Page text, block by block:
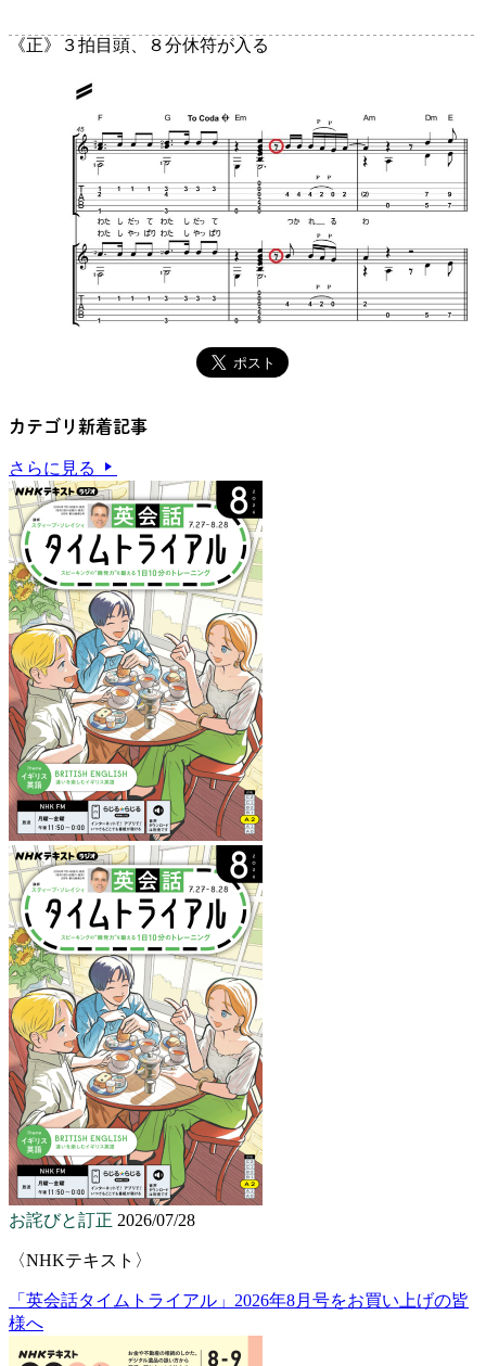
《正》 ３拍目頭、８分休符が入る
カテゴリ新着記事
さらに見る
お詫びと訂正 2026/07/28
〈NHKテキスト〉
「英会話タイムトライアル」2026年8月号をお買い上げの皆
様へ